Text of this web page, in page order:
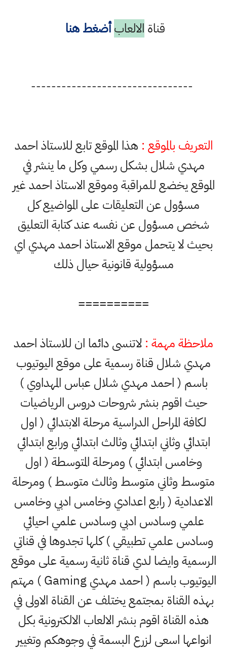
قناة الالعاب أضغط هنا
--------------------------------
التعريف بالموقع : هذا الموقع تابع للاستاذ احمد
مهدي شلال بشكل رسمي وكل ما ينشر في
الموقع يخضع للمراقبة وموقع الاستاذ احمد غير
مسؤول عن التعليقات على المواضيع كل
شخص مسؤول عن نفسه عند كتابة التعليق
بحيث لا يتحمل موقع الاستاذ احمد مهدي اي
مسؤولية قانونية حيال ذلك
==========
ملاحظة مهمة : لاتنسى دائما ان للاستاذ احمد
مهدي شلال قناة رسمية على موقع اليوتيوب
باسم ( احمد مهدي شلال عباس المهداوي )
حيث اقوم بنشر شروحات دروس الرياضيات
لكافة المراحل الدراسية مرحلة الابتدائي ( اول
ابتدائي وثاني ابتدائي وثالث ابتدائي ورابع ابتدائي
وخامس ابتدائي ) ومرحلة المتوسطة ( اول
متوسط وثاني متوسط وثالث متوسط ) ومرحلة
الاعدادية ( رابع اعدادي وخامس ادبي وخامس
علمي وسادس ادبي وسادس علمي احيائي
وسادس علمي تطبيقي ) كلها تجدوها في قناتي
الرسمية وايضا لدي قناة ثانية رسمية على موقع
اليوتيوب باسم ( احمد مهدي Gaming ) مهتم
بهذه القناة بمجتمع يختلف عن القناة الاولى في
هذه القناة اقوم بنشر الالعاب الالكترونية بكل
انواعها اسعى لزرع البسمة في وجوهكم وتغيير